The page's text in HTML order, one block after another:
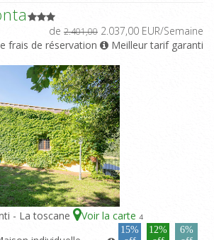
de 2.401,00 2.037,00 EUR/Semaine
frais de réservation
Meilleur tarif garanti
- La toscane Voir la carte 4
15%
12%
6%